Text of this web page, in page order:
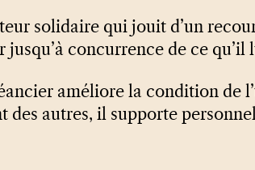
solidaire qui jouit d’un
jus­qu’à concurrence de ce qu’il
améliore la condition de
des autres, il supporte